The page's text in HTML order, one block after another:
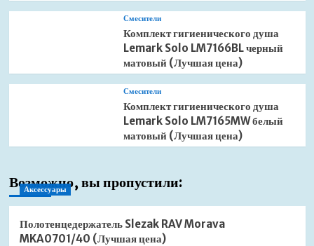
Смесители
Комплект гигиенического душа
Lemark Solo LM7166BL черный
матовый (Лучшая цена)
Смесители
Комплект гигиенического душа
Lemark Solo LM7165MW белый
матовый (Лучшая цена)
Возможно, вы пропустили:
Аксессуары
Полотенцедержатель Slezak RAV Morava
MKA0701/40 (Лучшая цена)